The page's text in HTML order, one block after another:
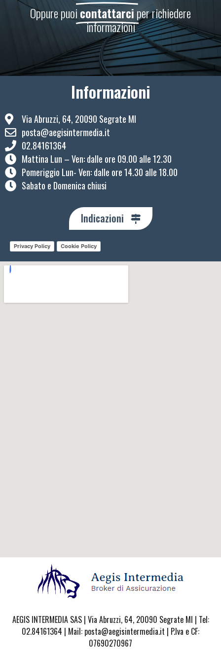
Oppure puoicontattarciper richiedere
informazioni
Informazioni
Via Abruzzi, 64, 20090 Segrate MI
posta@aegisintermedia.it
02.84161364
Mattina Lun – Ven: ​dalle ore 09.00 alle 12.30
Pomeriggio Lun- Ven: dalle ore 14.30 alle 18.00
Sabato e Domenica chiusi
Indicazioni
Privacy Policy Cookie Policy
AEGIS INTERMEDIA SAS | Via Abruzzi, 64, 20090 Segrate MI | Tel:
02.84161364 | Mail: posta@aegisintermedia.it | P.Iva e CF:
07690270967